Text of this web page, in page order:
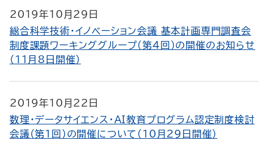
2019年10月29日
総合科学技術・イノベーション会議 基本計画専門調査会
制度課題ワーキンググループ（第４回）の開催のお知らせ
（11月8日開催）
2019年10月22日
数理・データサイエンス・AI教育プログラム認定制度検討
会議（第１回）の開催について（10月29日開催）